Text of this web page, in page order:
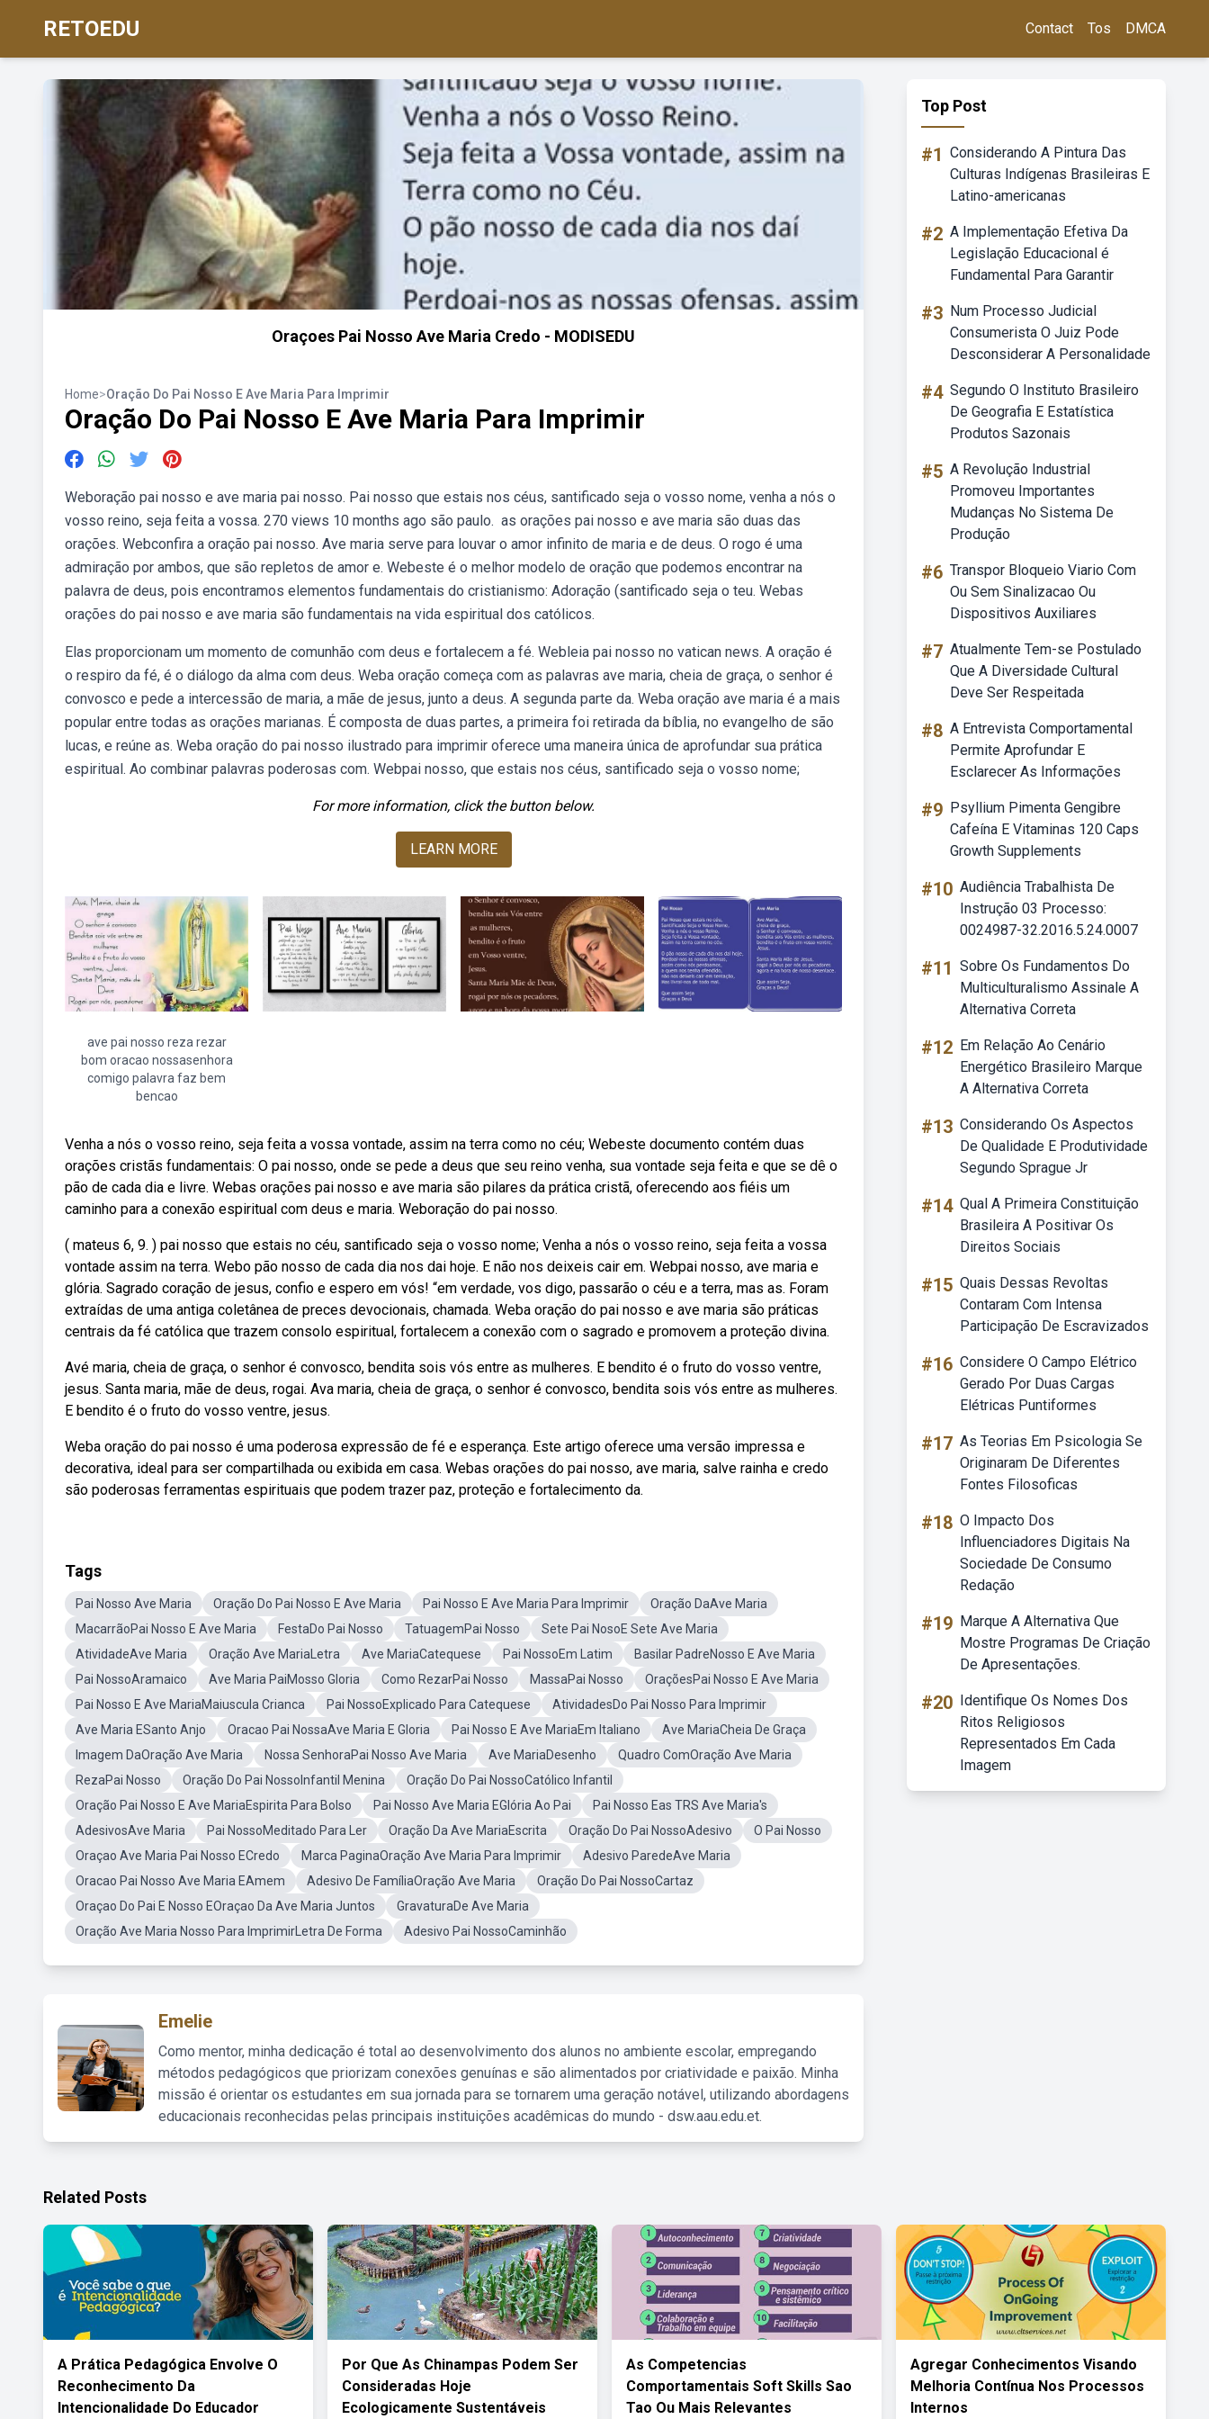
RETOEDU Contact Tos DMCA
Oraçoes Pai Nosso Ave Maria Credo - MODISEDU
Home>Oração Do Pai Nosso E Ave Maria Para Imprimir
Oração Do Pai Nosso E Ave Maria Para Imprimir
Weboração pai nosso e ave maria pai nosso. Pai nosso que estais nos céus, santificado seja o vosso nome, venha a nós o
vosso reino, seja feita a vossa. 270 views 10 months ago são paulo. ️ as orações pai nosso e ave maria são duas das
orações. Webconfira a oração pai nosso. Ave maria serve para louvar o amor infinito de maria e de deus. O rogo é uma
admiração por ambos, que são repletos de amor e. Webeste é o melhor modelo de oração que podemos encontrar na
palavra de deus, pois encontramos elementos fundamentais do cristianismo: Adoração (santificado seja o teu. Webas
orações do pai nosso e ave maria são fundamentais na vida espiritual dos católicos.
Elas proporcionam um momento de comunhão com deus e fortalecem a fé. Webleia pai nosso no vatican news. A oração é
o respiro da fé, é o diálogo da alma com deus. Weba oração começa com as palavras ave maria, cheia de graça, o senhor é
convosco e pede a intercessão de maria, a mãe de jesus, junto a deus. A segunda parte da. Weba oração ave maria é a mais
popular entre todas as orações marianas. É composta de duas partes, a primeira foi retirada da bíblia, no evangelho de são
lucas, e reúne as. Weba oração do pai nosso ilustrado para imprimir oferece uma maneira única de aprofundar sua prática
espiritual. Ao combinar palavras poderosas com. Webpai nosso, que estais nos céus, santificado seja o vosso nome;
For more information, click the button below.
LEARN MORE
ave pai nosso reza rezar
bom oracao nossasenhora
comigo palavra faz bem
bencao
Venha a nós o vosso reino, seja feita a vossa vontade, assim na terra como no céu; Webeste documento contém duas
orações cristãs fundamentais: O pai nosso, onde se pede a deus que seu reino venha, sua vontade seja feita e que se dê o
pão de cada dia e livre. Webas orações pai nosso e ave maria são pilares da prática cristã, oferecendo aos fiéis um
caminho para a conexão espiritual com deus e maria. Weboração do pai nosso.
( mateus 6, 9. ) pai nosso que estais no céu, santificado seja o vosso nome; Venha a nós o vosso reino, seja feita a vossa
vontade assim na terra. Webo pão nosso de cada dia nos dai hoje. E não nos deixeis cair em. Webpai nosso, ave maria e
glória. Sagrado coração de jesus, confio e espero em vós! “em verdade, vos digo, passarão o céu e a terra, mas as. Foram
extraídas de uma antiga coletânea de preces devocionais, chamada. Weba oração do pai nosso e ave maria são práticas
centrais da fé católica que trazem consolo espiritual, fortalecem a conexão com o sagrado e promovem a proteção divina.
Avé maria, cheia de graça, o senhor é convosco, bendita sois vós entre as mulheres. E bendito é o fruto do vosso ventre,
jesus. Santa maria, mãe de deus, rogai. Ava maria, cheia de graça, o senhor é convosco, bendita sois vós entre as mulheres.
E bendito é o fruto do vosso ventre, jesus.
Weba oração do pai nosso é uma poderosa expressão de fé e esperança. Este artigo oferece uma versão impressa e
decorativa, ideal para ser compartilhada ou exibida em casa. Webas orações do pai nosso, ave maria, salve rainha e credo
são poderosas ferramentas espirituais que podem trazer paz, proteção e fortalecimento da.
Tags
Pai Nosso Ave Maria Oração Do Pai Nosso E Ave Maria Pai Nosso E Ave Maria Para Imprimir
Oração DaAve Maria
MacarrãoPai Nosso E Ave Maria
FestaDo Pai Nosso TatuagemPai Nosso
Sete Pai NosoE Sete Ave Maria
AtividadeAve Maria
Oração Ave MariaLetra Ave MariaCatequese Pai NossoEm Latim
Basilar PadreNosso E Ave Maria
Pai NossoAramaico
Ave Maria PaiMosso Gloria Como RezarPai Nosso MassaPai Nosso
OraçõesPai Nosso E Ave Maria
Pai Nosso E Ave MariaMaiuscula Crianca
Pai NossoExplicado Para Catequese
AtividadesDo Pai Nosso Para Imprimir
Ave Maria ESanto Anjo
Oracao Pai NossaAve Maria E Gloria Pai Nosso E Ave MariaEm Italiano
Ave MariaCheia De Graça
Imagem DaOração Ave Maria
Nossa SenhoraPai Nosso Ave Maria Ave MariaDesenho
Quadro ComOração Ave Maria
RezaPai Nosso
Oração Do Pai NossoInfantil Menina
Oração Do Pai NossoCatólico Infantil
Oração Pai Nosso E Ave MariaEspirita Para Bolso
Pai Nosso Ave Maria EGlória Ao Pai
Pai Nosso Eas TRS Ave Maria's
AdesivosAve Maria
Pai NossoMeditado Para Ler Oração Da Ave MariaEscrita Oração Do Pai NossoAdesivo
O Pai Nosso
Oraçao Ave Maria Pai Nosso ECredo
Marca PaginaOração Ave Maria Para Imprimir
Adesivo ParedeAve Maria
Oracao Pai Nosso Ave Maria EAmem
Adesivo De FamíliaOração Ave Maria
Oração Do Pai NossoCartaz
Oraçao Do Pai E Nosso EOraçao Da Ave Maria Juntos
GravaturaDe Ave Maria
Oração Ave Maria Nosso Para ImprimirLetra De Forma
Adesivo Pai NossoCaminhão
Emelie
Como mentor, minha dedicação é total ao desenvolvimento dos alunos no ambiente escolar, empregando
métodos pedagógicos que priorizam conexões genuínas e são alimentados por criatividade e paixão. Minha
missão é orientar os estudantes em sua jornada para se tornarem uma geração notável, utilizando abordagens
educacionais reconhecidas pelas principais instituições acadêmicas do mundo - dsw.aau.edu.et.
Top Post
#1 Considerando A Pintura Das
Culturas Indígenas Brasileiras E
Latino-americanas
#2 A Implementação Efetiva Da
Legislação Educacional é
Fundamental Para Garantir
#3 Num Processo Judicial
Consumerista O Juiz Pode
Desconsiderar A Personalidade
#4 Segundo O Instituto Brasileiro
De Geografia E Estatística
Produtos Sazonais
#5 A Revolução Industrial
Promoveu Importantes
Mudanças No Sistema De
Produção
#6 Transpor Bloqueio Viario Com
Ou Sem Sinalizacao Ou
Dispositivos Auxiliares
#7 Atualmente Tem-se Postulado
Que A Diversidade Cultural
Deve Ser Respeitada
#8 A Entrevista Comportamental
Permite Aprofundar E
Esclarecer As Informações
#9 Psyllium Pimenta Gengibre
Cafeína E Vitaminas 120 Caps
Growth Supplements
#10 Audiência Trabalhista De
Instrução 03 Processo:
0024987-32.2016.5.24.0007
#11 Sobre Os Fundamentos Do
Multiculturalismo Assinale A
Alternativa Correta
#12 Em Relação Ao Cenário
Energético Brasileiro Marque
A Alternativa Correta
#13 Considerando Os Aspectos
De Qualidade E Produtividade
Segundo Sprague Jr
#14 Qual A Primeira Constituição
Brasileira A Positivar Os
Direitos Sociais
#15 Quais Dessas Revoltas
Contaram Com Intensa
Participação De Escravizados
#16 Considere O Campo Elétrico
Gerado Por Duas Cargas
Elétricas Puntiformes
#17 As Teorias Em Psicologia Se
Originaram De Diferentes
Fontes Filosoficas
#18 O Impacto Dos
Influenciadores Digitais Na
Sociedade De Consumo
Redação
#19 Marque A Alternativa Que
Mostre Programas De Criação
De Apresentações.
#20 Identifique Os Nomes Dos
Ritos Religiosos
Representados Em Cada
Imagem
Related Posts
A Prática Pedagógica Envolve O
Reconhecimento Da
Intencionalidade Do Educador
Por Que As Chinampas Podem Ser
Consideradas Hoje
Ecologicamente Sustentáveis
As Competencias
Comportamentais Soft Skills Sao
Tao Ou Mais Relevantes
Agregar Conhecimentos Visando
Melhoria Contínua Nos Processos
Internos